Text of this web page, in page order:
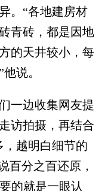
。“各地建房材
青砖，都是因地
的天井较小，每
说。
边收集网友提
访拍摄，再结合
，越明白细节的
百分之百还原，
的就是一眼认